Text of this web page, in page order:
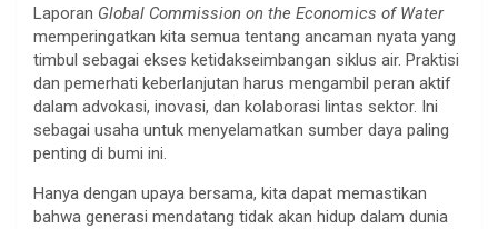
Laporan Global Commission on the Economics of Water
memperingatkan kita semua tentang ancaman nyata yang
timbul sebagai ekses ketidakseimbangan siklus air. Praktisi
dan pemerhati keberlanjutan harus mengambil peran aktif
dalam advokasi, inovasi, dan kolaborasi lintas sektor. Ini
sebagai usaha untuk menyelamatkan sumber daya paling
penting di bumi ini.
Hanya dengan upaya bersama, kita dapat memastikan
bahwa generasi mendatang tidak akan hidup dalam dunia